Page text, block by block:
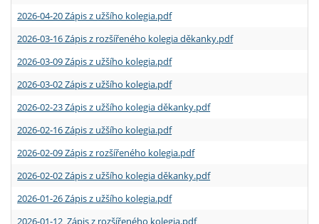
2026-04-20 Zápis z užšího kolegia.pdf
2026-03-16 Zápis z rozšířeného kolegia děkanky.pdf
2026-03-09 Zápis z užšího kolegia.pdf
2026-03-02 Zápis z užšího kolegia.pdf
2026-02-23 Zápis z užšího kolegia děkanky.pdf
2026-02-16 Zápis z užšího kolegia.pdf
2026-02-09 Zápis z rozšířeného kolegia.pdf
2026-02-02 Zápis z užšího kolegia děkanky.pdf
2026-01-26 Zápis z užšího kolegia.pdf
2026-01-12 Zápis z rozšířeného kolegia.pdf